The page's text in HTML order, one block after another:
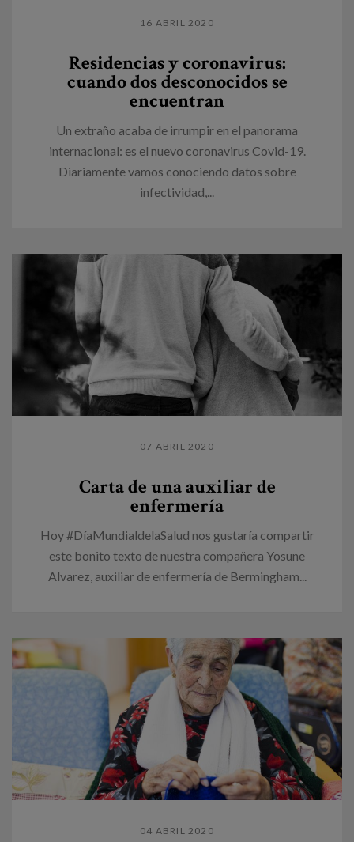
16 ABRIL 2020
Residencias y coronavirus:
cuando dos desconocidos se
encuentran
Un extraño acaba de irrumpir en el panorama
internacional: es el nuevo coronavirus Covid-19.
Diariamente vamos conociendo datos sobre
infectividad,...
07 ABRIL 2020
Carta de una auxiliar de
enfermería
Hoy #DíaMundialdelaSalud nos gustaría compartir
este bonito texto de nuestra compañera Yosune
Alvarez, auxiliar de enfermería de Bermingham...
04 ABRIL 2020